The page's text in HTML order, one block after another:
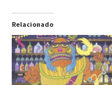
Relacionado